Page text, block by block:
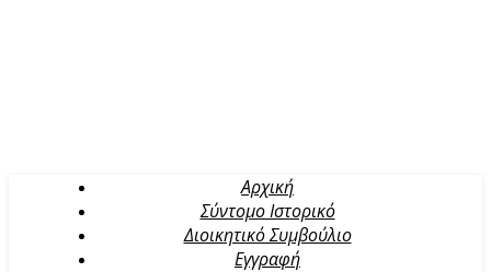
Αρχική
Σύντομο Ιστορικό
Διοικητικό Συμβούλιο
Εγγραφή